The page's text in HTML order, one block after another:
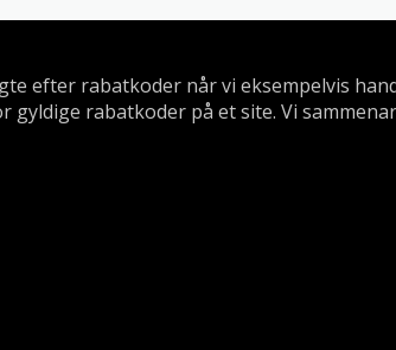
efter rabatkoder når vi eksempelvis
rabatkoder på et site. Vi